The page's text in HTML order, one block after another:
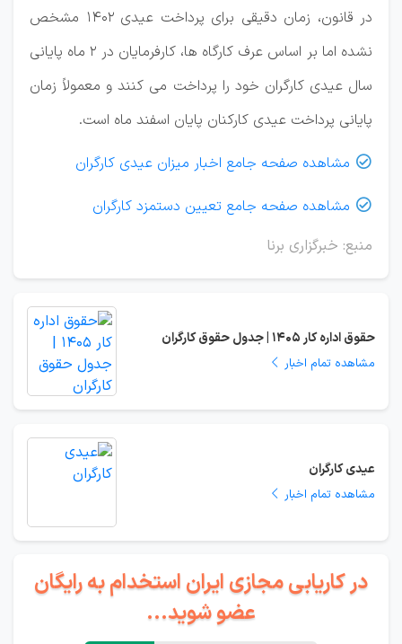
در قانون، زمان دقیقی برای پرداخت عیدی ۱۴۰۲ مشخص
نشده اما بر اساس عرف کارگاه ها، کارفرمایان در ۲ ماه پایانی
سال عیدی کارگران خود را پرداخت می کنند و معمولاً زمان
پایانی پرداخت عیدی کارکنان پایان اسفند ماه است.
 مشاهده صفحه جامع اخبار میزان عیدی کارگران
 مشاهده صفحه جامع تعیین دستمزد کارگران
منبع: خبرگزاری برنا
حقوق اداره کار 1405 | جدول حقوق کارگران
مشاهده تمام اخبار
عیدی کارگران
مشاهده تمام اخبار
در کاریابی مجازی ایران استخدام به رایگان
عضو شوید...